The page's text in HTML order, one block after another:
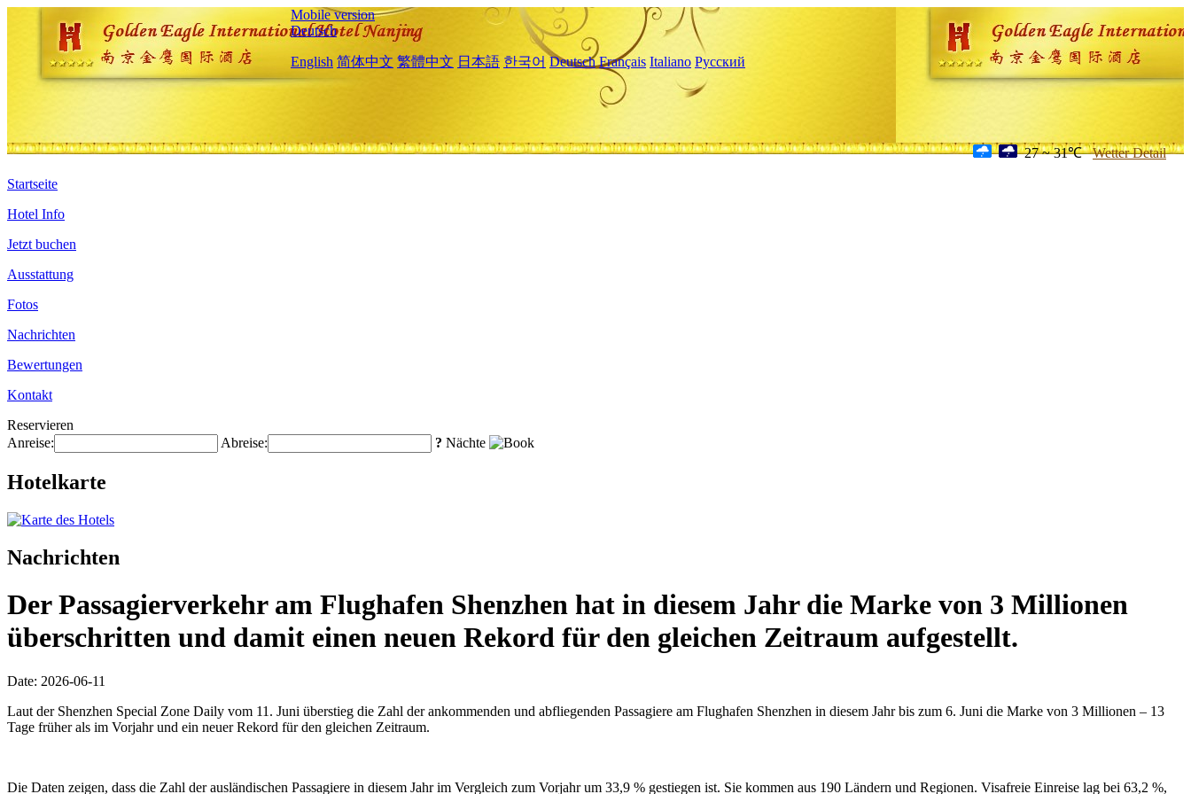
Mobile version
Deutsch
English 简体中文 繁體中文 日本語 한국어 Deutsch Français Italiano Русский
27 ~ 31℃ Wetter Detail
Startseite
Hotel Info
Jetzt buchen
Ausstattung
Fotos
Nachrichten
Bewertungen
Kontakt
Reservieren
Anreise:
Abreise: ? Nächte
Hotelkarte
Nachrichten
Der Passagierverkehr am Flughafen Shenzhen hat in diesem Jahr die Marke von 3 Millionen
überschritten und damit einen neuen Rekord für den gleichen Zeitraum aufgestellt.
Date: 2026-06-11
Laut der Shenzhen Special Zone Daily vom 11. Juni überstieg die Zahl der ankommenden und abfliegenden Passagiere am Flughafen Shenzhen in diesem Jahr bis zum 6. Juni die Marke von 3 Millionen – 13
Tage früher als im Vorjahr und ein neuer Rekord für den gleichen Zeitraum.
Die Daten zeigen, dass die Zahl der ausländischen Passagiere in diesem Jahr im Vergleich zum Vorjahr um 33,9 % gestiegen ist. Sie kommen aus 190 Ländern und Regionen. Visafreie Einreise lag bei 63,2 %,